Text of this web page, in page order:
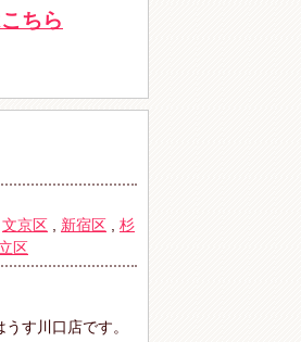
ちら
文京区 新宿区
杉
区
す川口店です。